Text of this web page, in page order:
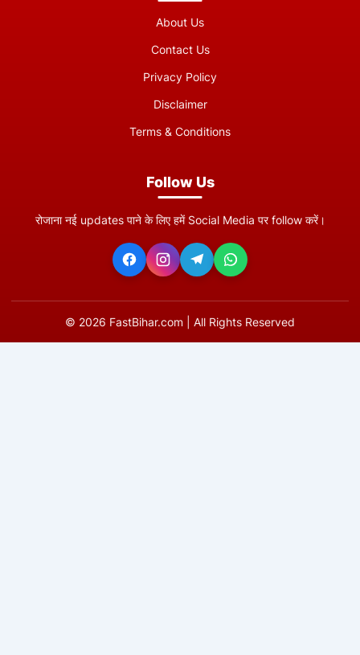
About Us
Contact Us
Privacy Policy
Disclaimer
Terms & Conditions
Follow Us
रोजाना नई updates पाने के लिए हमें Social Media पर follow करें।
© 2026 FastBihar.com | All Rights Reserved